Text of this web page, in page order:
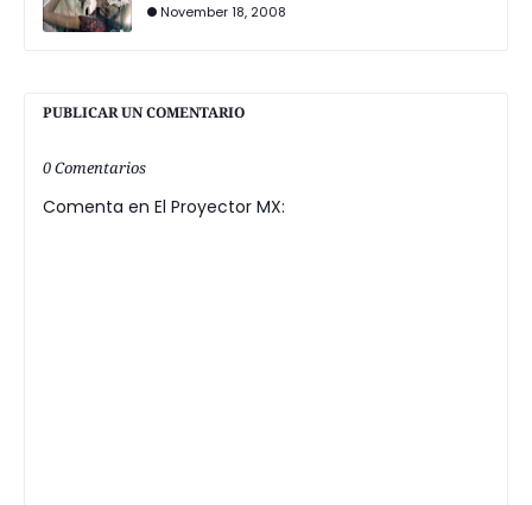
November 18, 2008
PUBLICAR UN COMENTARIO
0 Comentarios
Comenta en El Proyector MX: